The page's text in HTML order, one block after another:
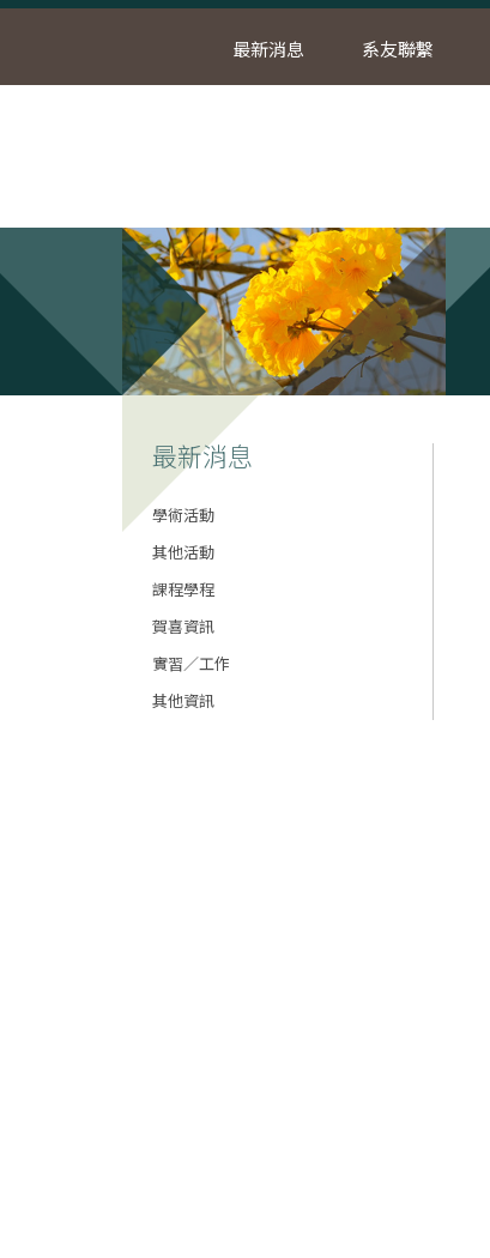
最新消息 系友聯繫
最新消息
學術活動
其他活動
課程學程
賀喜資訊
實習／工作
其他資訊